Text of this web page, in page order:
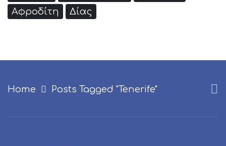
Αφροδίτη
Δίας
Home Posts Tagged "Tenerife"